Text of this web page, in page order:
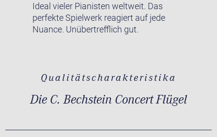
Ideal vieler Pianisten weltweit. Das
perfekte Spielwerk reagiert auf jede
Nuance. Unübertrefflich gut.
Qualitätscharakteristika
Die C. Bechstein Concert Flügel